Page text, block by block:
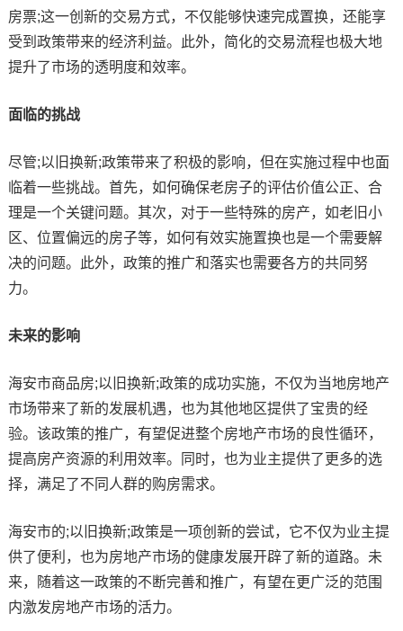
房票;这一创新的交易方式，不仅能够快速完成置换，还能享
受到政策带来的经济利益。此外，简化的交易流程也极大地
提升了市场的透明度和效率。
面临的挑战
尽管;以旧换新;政策带来了积极的影响，但在实施过程中也面
临着一些挑战。首先，如何确保老房子的评估价值公正、合
理是一个关键问题。其次，对于一些特殊的房产，如老旧小
区、位置偏远的房子等，如何有效实施置换也是一个需要解
决的问题。此外，政策的推广和落实也需要各方的共同努
力。
未来的影响
海安市商品房;以旧换新;政策的成功实施，不仅为当地房地产
市场带来了新的发展机遇，也为其他地区提供了宝贵的经
验。该政策的推广，有望促进整个房地产市场的良性循环，
提高房产资源的利用效率。同时，也为业主提供了更多的选
择，满足了不同人群的购房需求。
海安市的;以旧换新;政策是一项创新的尝试，它不仅为业主提
供了便利，也为房地产市场的健康发展开辟了新的道路。未
来，随着这一政策的不断完善和推广，有望在更广泛的范围
内激发房地产市场的活力。